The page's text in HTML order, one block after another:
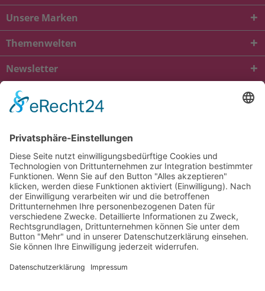
Unsere Marken
Themenwelten
Newsletter
* Alle Preise inkl. gesetzl. Mehrwertsteuer zzgl.
und ggf.
Nachnahmegebühren, wenn nicht anders beschrieben
viba.de
4.90von5.00bei1684
Kontakt Versandkosten und Lieferung
Zahlungsarten
FAQ – Häufig gestellte Fragen
Mein Konto
Allgemeine Geschäftsbedingungen
Datenschutz
Impressum
Barrierefreiheit
Cookie-Einstellungen
Widerrufsbelehrung
Vertrag widerrufen